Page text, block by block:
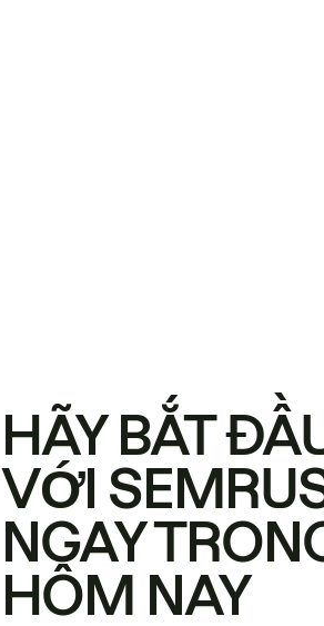
HÃY BẮT
VỚI
NGAY
HÔM NAY